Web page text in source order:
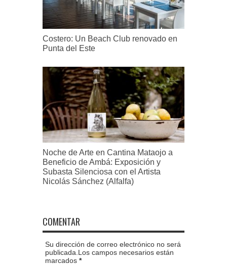
Costero: Un Beach Club renovado en
Punta del Este
Noche de Arte en Cantina Mataojo a
Beneficio de Ambá: Exposición y
Subasta Silenciosa con el Artista
Nicolás Sánchez (Alfalfa)
COMENTAR
Su dirección de correo electrónico no será
publicada.Los campos necesarios están
marcados *